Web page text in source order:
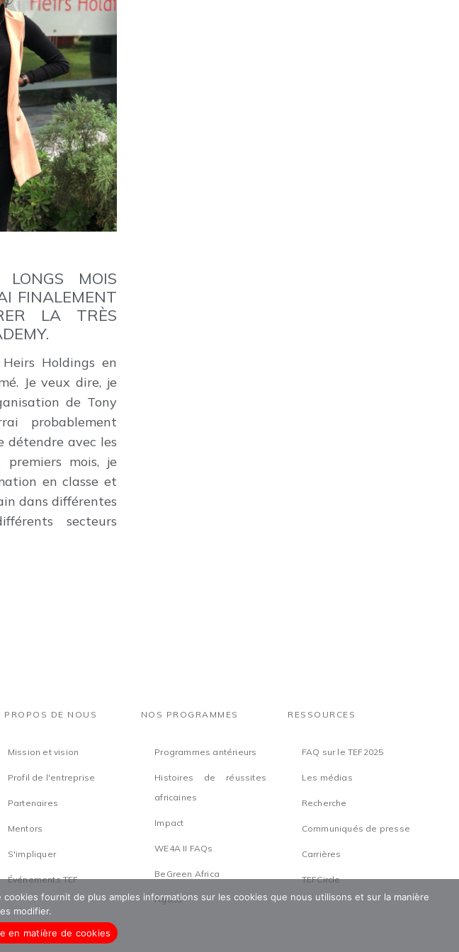
MOIS
FINALEMENT
LA TRÈS
Holdings en
Je veux dire, je
de Tony
probablement
détendre avec les
mois, je
en classe et
dans différentes
secteurs
PROPOS DE NOUS
Mission et vision
Profil de l'entreprise
Partenaires
Mentors
S'impliquer
Événements TEF
NOS PROGRAMMES
Programmes antérieurs
Histoires de réussites
africaines
Impact
WE4A II FAQs
BeGreen Africa
Aguka
RESSOURCES
FAQ sur le TEF2025
Les médias
Recherche
Communiqués de presse
Carrières
TEFCircle
fournit de plus amples informations sur les cookies que nous utilisons et sur la manière
modifier.
en matière de cookies